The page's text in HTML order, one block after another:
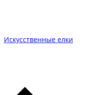
Искусственные елки